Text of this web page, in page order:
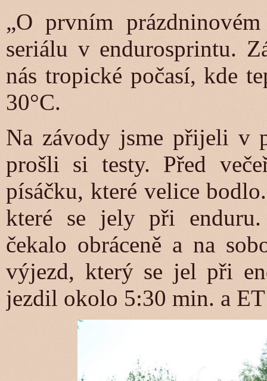
„O prvním
seriálu v endurosprintu.
nás tropické počasí, kde
30°C.
Na závody jsme přijeli v
prošli si testy. Před
písáčku, které velice
které se jely při
čekalo obráceně a na
výjezd, který se jel při
jezdil okolo 5:30 min. a